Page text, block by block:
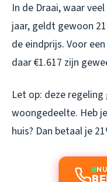
In de Draai, waar
jaar, geldt gewoon
de eindprijs. Voor
daar €1.617 zijn
Let op: deze
woongedeelte. Heb
huis? Dan betaal je